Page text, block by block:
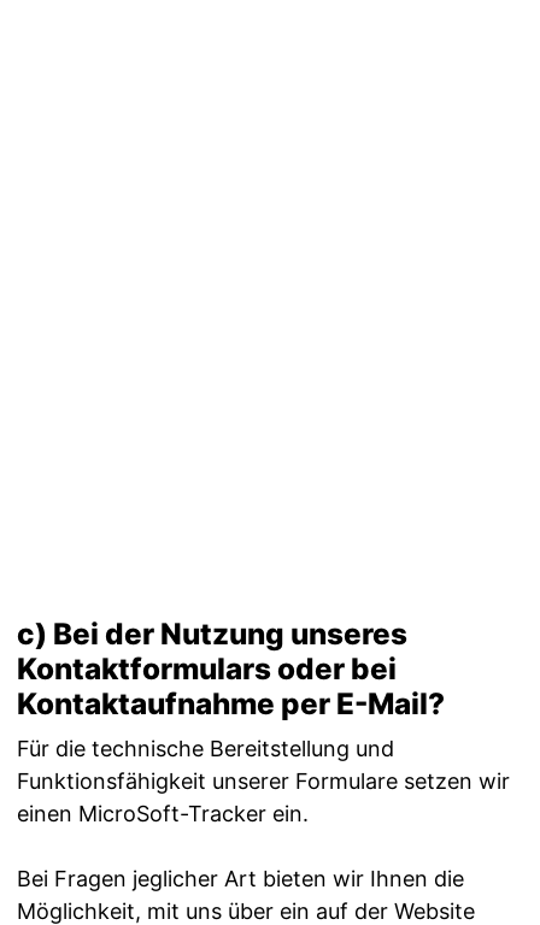
c) Bei der Nutzung unseres
Kontaktformulars oder bei
Kontaktaufnahme per E-Mail?
Für die technische Bereitstellung und
Funktionsfähigkeit unserer Formulare setzen wir
einen MicroSoft-Tracker ein.
Bei Fragen jeglicher Art bieten wir Ihnen die
Möglichkeit, mit uns über ein auf der Website